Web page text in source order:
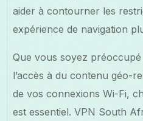
aider à contourner les
expérience de navigation
Que vous soyez
l’accès à du contenu géo-
de vos connexions Wi-Fi,
est essentiel. VPN South